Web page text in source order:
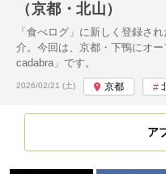
（京都・北山）
「食べログ」に新しく登録さ
介。今回は、京都・下鴨にオ
cadabra」です。
投稿日:
2026/02/21 (土) 京都
ア